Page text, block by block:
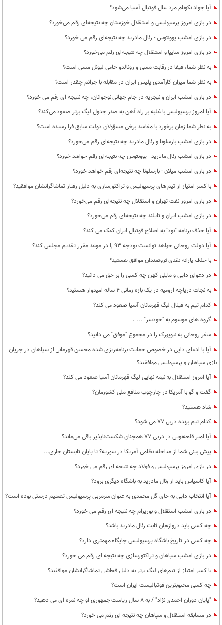
آیا جواد نکونام مرد سال فوتبال آسیا می‌شود؟
در بازی امروز پرسپولیس و استقلال خوزستان چه نتیجه‌ای رقم می‌خورد؟
در بازی امشب یوونتوس - رئال مادرید چه نتیجه‌ای رقم می خورد؟
در بازی امروز سایپا و استقلال چه نتیجه‌ای رقم می‌خورد؟
به نظر شما، فیفا در رقابت مسی و رونالدو حامی لیونل مسی است؟
به نظر شما میزان کارآمدی پلیس ایران در مقابله با جرائم چقدر است؟
در بازی امشب ایران و نیجریه در جام جهانی نوجوانان، چه نتیجه ای رقم می خورد؟
آیا امروز پرسپولیس با غلبه بر راه آهن به صدر جدول لیگ برتر صعود می‌کند؟
به نظر شما زمان برخورد با مفاسد برخی مسؤولان دولت سابق فرا رسیده است؟
در بازی امشب بارسلونا و رئال مادرید چه نتیجه‌ای رقم می‌خورد؟
در بازی امشب رئال مادرید - یوونتوس چه نتیجه‌ای رقم خواهد خورد؟
در بازی امشب میلان - بارسلونا چه نتیجه‌ای رقم خواهد خورد؟
با کسر امتیاز از تیم های پرسپولیس و تراکتورسازی به دلیل رفتار تماشاگرانشان موافقید؟
در بازی امروز نفت تهران و استقلال چه نتیجه‌ای رقم می‌خورد؟
در بازی امشب ایران و تایلند چه نتیجه‌ای رقم می‌خورد؟
آیا حذف برنامه "نود" به اصلاح فوتبال ایران کمک می کند؟
آیا دولت روحانی خواهد توانست بودجه 93 را در موعد مقرر تقدیم مجلس کند؟
با حذف یارانه نقدی ثروتمندان موافق هستید؟
در دعوای دایی و مایلی کهن چه کسی را بر حق می دانید؟
به نجات دریاچه ارومیه در یک بازه زمانی 4 ساله امیدوار هستید؟
کدام تیم به فینال لیگ قهرمانان آسیا صعود می کند؟
گروه های موسوم به "خودسر" ... .
سفر روحانی به نیویورک را در مجموع "موفق" می دانید؟
آیا با ادعای دایی در خصوص حمایت برنامه‌ریزی شده محسن قهرمانی از سپاهان در جریان
بازی سپاهان و پرسپولیس موافقید؟
آیا امروز استقلال به نیمه نهایی لیگ قهرمانان آسیا صعود می کند؟
گفت و گو با آمریکا در چارچوب منافع ملی کشورمان؟
شاد هستید؟
کدام تیم برنده دربی 77 می شود؟
آیا امیر قلعه‌نویی در دربی 77 همچنان شکست‌ناپذیر باقی می‌ماند؟
پیش بینی شما از مداخله نظامی آمریکا در سوریه؟ تا پایان تابستان جاری...
در بازی امروز پرسپولیس و فولاد چه نتیجه ای رقم می خورد؟
آیا کاسیاس باید از رئال مادرید به باشگاه دیگری برود؟
آیا انتخاب دایی به جای گل محمدی به عنوان سرمربی پرسپولیس تصمیم درستی بوده است؟
در بازی امشب استقلال و بوریرام چه نتیجه ای رقم می خورد؟
چه کسی باید دروازه‌بان ثابت رئال مادرید باشد؟
چه کسی در تاریخ باشگاه پرسپولیس جایگاه مهمتری دارد؟
در بازی امشب سپاهان و تراکتورسازی چه نتیجه ای رقم می خورد؟
با کسر امتیاز از تیم‌های لیگ برتر به دلیل فحاشی تماشاگرانشان موافقید؟
چه کسی محبوبترین فوتبالیست ایران است؟
"پایان دوران احمدی نژاد" / به 8 سال ریاست جمهوری او چه نمره ای می دهید؟
در مسابقه استقلال و سپاهان چه نتیجه ای رقم می خورد؟